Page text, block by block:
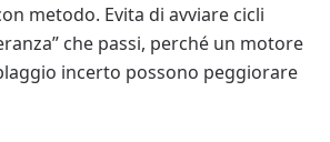
metodo. Evita di avviare cicli
che passi, perché un motore
incerto possono peggiorare